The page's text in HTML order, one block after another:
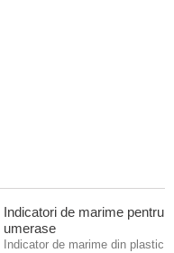
Indicatori de marime pentru
umerase
Indicator de marime din plastic